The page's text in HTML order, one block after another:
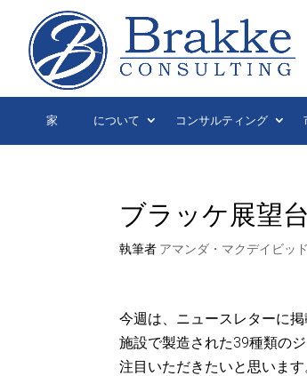
家 について コンサルティング
ブラッケ展望
執筆者 アマンダ・マクデイビッド
今週は、ニュースレターに
施設で製造された39種類の
注目いただきたいと思います